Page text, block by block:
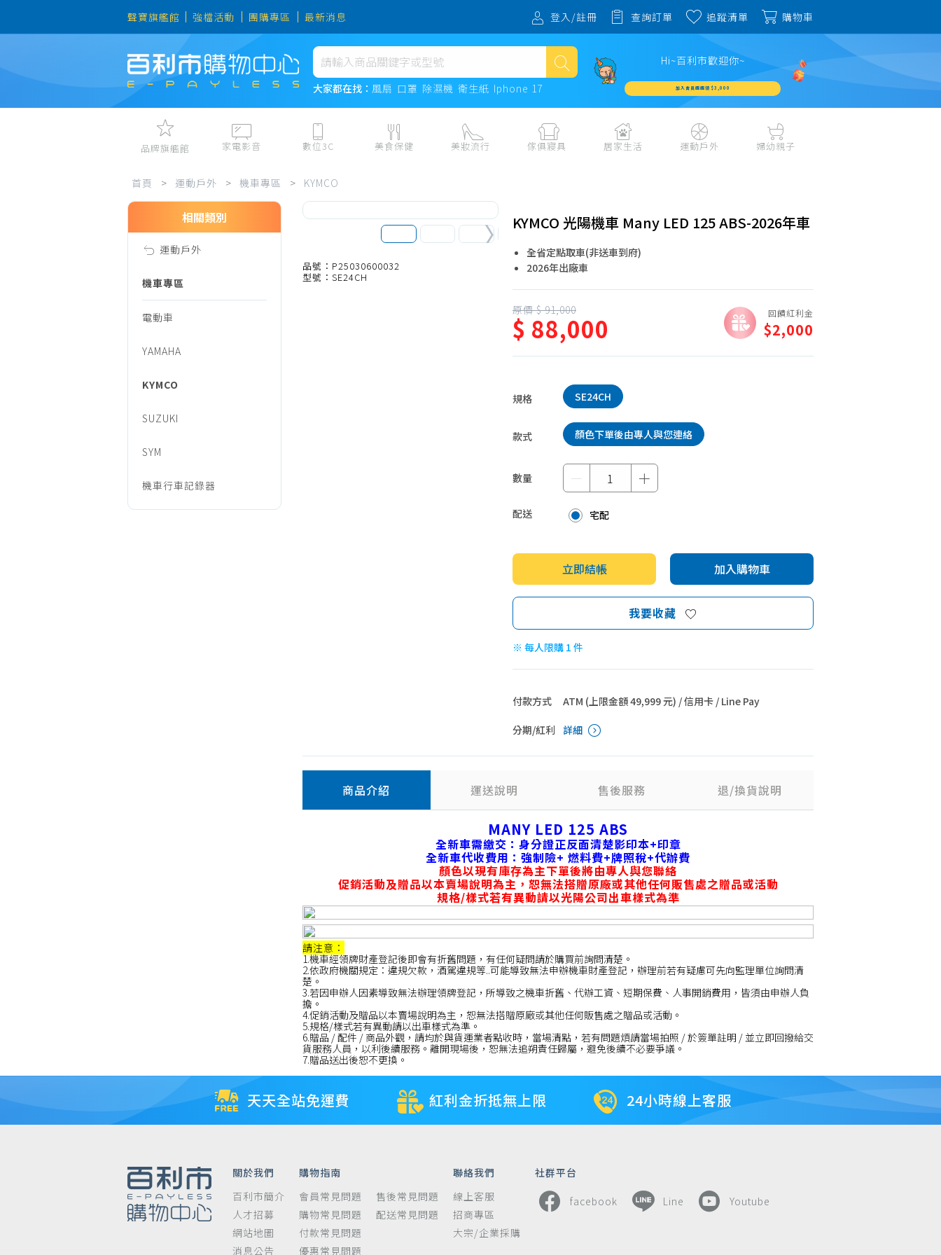
聲寶旗艦館 強檔活動 團購專區 最新消息 登入/註冊 查詢訂單 追蹤清單 購物車
大家都在找： 風扇 口罩 除濕機 衛生紙 Iphone 17
熱門搜尋
風扇
口罩
衛生紙
Iphone 17
Hi~百利市歡迎你~
加入會員週週領 $3,000
品牌旗艦館 家電影音
電冰箱、冷凍櫃
廚衛三機
數位3C
筆電、桌機
美食保健
紙本票券
水、飲料、沖泡
民生食材、烹飪調味
熟食、小吃、滷味
美妝流行 傢俱寢具
寢具
傢飾百貨
開運
園藝植栽
居家生活
餐廚
成人用品🔞
運動戶外
旅行用品、行李箱、
雨具
自行車、電動車系列
汽車百貨
婦幼親子
書包、兒童生活用品
家庭護理 、銀髮生活
區/KYMCO
首頁 > 運動戶外 > 機車專區 > KYMCO
相關類別
運動戶外
機車專區
電動車
YAMAHA
KYMCO
SUZUKI
SYM
機車行車記錄器
品號：P25030600032
型號：SE24CH
KYMCO 光陽機車 Many LED 125 ABS-2026年車
全省定點取車(非送車到府)
2026年出廠車
原價 $ 91,000
$ 88,000 回饋紅利金
$2,000
規格 SE24CH
款式 顏色下單後由專人與您連絡
數量 － ＋
配送 宅配
立即結帳 加入購物車
我要收藏
※ 每人限購 1 件
付款方式 ATM (上限金額 49,999 元) / 信用卡 / Line Pay
分期/紅利 詳細
商品介紹 運送說明 售後服務 退/換貨說明
MANY LED 125 ABS
全新車需繳交：身分證正反面清楚影印本+印章
全新車代收費用：強制險+ 燃料費+牌照稅+代辦費
顏色以現有庫存為主下單後將由專人與您聯絡
促銷活動及贈品以本賣場說明為主，恕無法搭贈原廠或其他任何販售處之贈品或活動
規格/樣式若有異動請以光陽公司出車樣式為準
請注意：
1.機車經領牌財產登記後即會有折舊問題，有任何疑問請於購買前詢問清楚。
2.依政府機關規定：違規欠款，酒駕違規等..可能導致無法申辦機車財產登記，辦理前若有疑慮可先向監理單位詢問清
楚。
3.若因申辦人因素導致無法辦理領牌登記，所導致之機車折舊、代辦工資、短期保費、人事開銷費用，皆須由申辦人負
擔。
4.促銷活動及贈品以本賣場說明為主，恕無法搭贈原廠或其他任何販售處之贈品或活動。
5.規格/樣式若有異動請以出車樣式為準。
6.贈品 / 配件 / 商品外觀，請均於與貨運業者點收時，當場清點，若有問題煩請當場拍照 / 於簽單註明 / 並立即回撥給交
貨服務人員，以利後續服務。離開現場後，恕無法追朔責任歸屬，避免後續不必要爭議。
7.贈品送出後恕不更換。
天天全站免運費 紅利金折抵無上限 24小時線上客服
關於我們
百利市簡介
人才招募
網站地圖
消息公告
購物指南
會員常見問題
購物常見問題
付款常見問題
優惠常見問題
售後常見問題
配送常見問題
聯絡我們
線上客服
招商專區
大宗/企業採購
社群平台
facebook Line Youtube